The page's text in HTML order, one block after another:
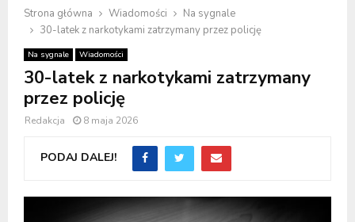
Strona główna Wiadomości
Na sygnale
30-latek z narkotykami zatrzymany przez policję
Na sygnale Wiadomości
30-latek z narkotykami zatrzymany
przez policję
Redakcja 8 maja 2026
PODAJ DALEJ!